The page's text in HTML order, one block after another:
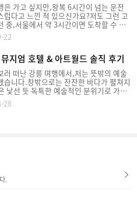
은 가고 싶지만,왕복 6시간이 넘는 운전
럽다고 느낀 적 있으신가요?​저도 그런 고
중,서울에서 약 3시간이면 도착할 수 있
파크 호텔을 다녀왔습니다.​이번 포스팅에
크 호텔과 함께 즐길 수 있는 주변 관광지,
세히 소개해드릴게요!1. 웰파크 시티 소
관광지웰파크 호텔은 2025년 4월 19일
파크 시티는 국내
르마늄 온천(석정온천)과편백나무 숲을
복합 힐링 단지인데요. 호텔 외에도 리조
원, 골프장(18홀 규모)까지 운영되고 있
이 좋구요,체크인은 로비 1층 리셉션 데스
행됩니다.​로비 자체는 굉장히 인상적이었
22
지엄 호텔 & 아트월드 솔직 후기
러 떠난 강릉 여행에서,저는 뜻밖의 예술
습니다.창밖으로는 잔잔한 바다가 펼쳐지
낯선 듯 독특한 예술적인 분위기로 가득
은 강릉의 옛 지명을 품은 특별한 공간,하
엄 호텔과 하슬라 아트 뮤지엄을직접 방
만끽하고 싶다면 아비지동을 추천드립니
들어서면 고요하고 차분한 분위기가 느
28
.